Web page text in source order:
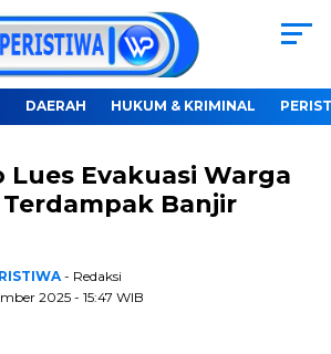
DAERAH HUKUM & KRIMINAL
Lues Evakuasi Warga
Terdampak Banjir
- Redaksi
2025 - 15:47 WIB